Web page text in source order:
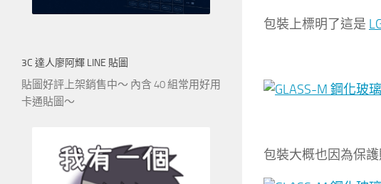
包裝上標明了這是
包裝大概也因為保
3C 達人廖阿輝 LINE 貼圖
貼圖好評上架銷售中～ 內含 40 組常用好用
卡通貼圖～